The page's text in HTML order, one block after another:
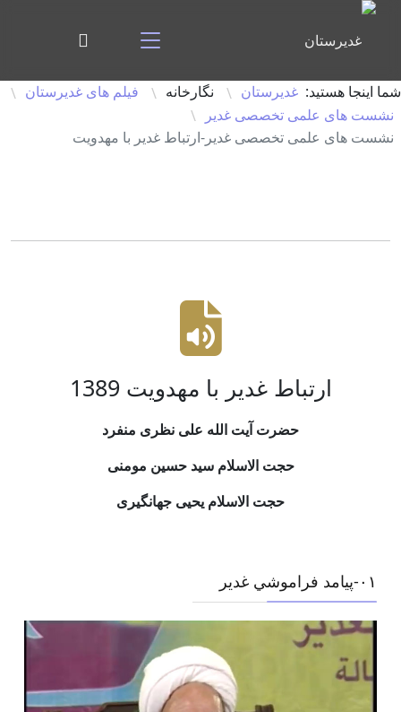
شما اینجا هستید: غدیرستان \ نگارخانه \ فیلم های غدیرستان \
نشست های علمی تخصصی غدیر
\
نشست های علمی تخصصی غدیر-ارتباط غدیر با مهدویت
ارتباط غدیر با مهدویت 1389
حضرت آیت الله علی نظری منفرد
حجت الاسلام سید حسین مومنی
حجت الاسلام یحیی جهانگیری
۰١-پيامد فراموشي غدير